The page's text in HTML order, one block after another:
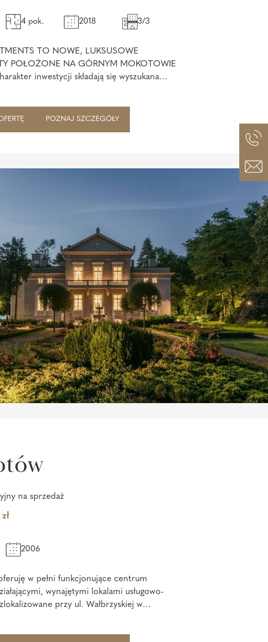
4 pok. 2018 3/3
TO NOWE, LUKSUSOWE
POŁOŻONE NA GÓRNYM MOKOTOWIE
inwestycji składają się wyszukana
POZNAJ SZCZEGÓŁY
na sprzedaż
2006
w pełni funkcjonujące centrum
wynajętymi lokalami usługowo-
przy ul. Wałbrzyskiej w